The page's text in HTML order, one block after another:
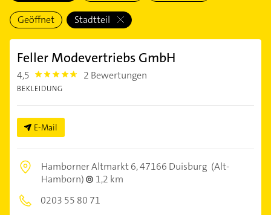
Geöffnet Stadtteil
Feller Modevertriebs GmbH
4,5 4.5 2 Bewertungen
BEKLEIDUNG
E-Mail
Hamborner Altmarkt 6,47166 Duisburg (Alt-
Hamborn)
1,2 km
0203 55 80 71